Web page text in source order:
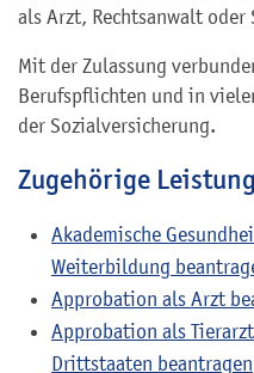
als Arzt, Rechtsanwalt oder
Mit der Zulassung
Berufspflichten und in
der Sozialversicherung.
Zugehörige
Akademische
Weiterbildung
Approbation als Arzt
Approbation als
Drittstaaten beantragen